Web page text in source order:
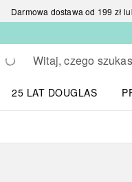
Darmowa dostawa od 199 zł
Wracać
Wykonaj wyszukiwanie
25 LAT DOUGLAS